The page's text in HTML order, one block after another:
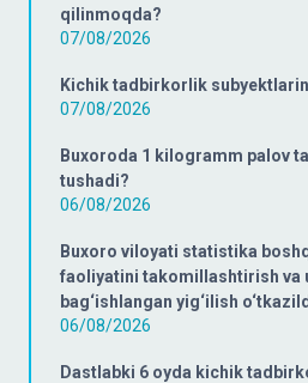
qilinmoqda?
07/08/2026
Kichik tadbirkorlik
07/08/2026
Buxoroda 1 kilogramm palov
tushadi?
06/08/2026
Buxoro viloyati statistika
faoliyatini takomillashtirish va
bag‘ishlangan yig‘ilish
06/08/2026
Dastlabki 6 oyda kichik